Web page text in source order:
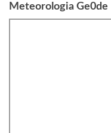
Meteorologia Ge0de